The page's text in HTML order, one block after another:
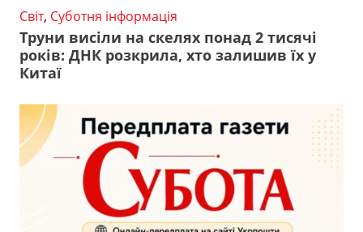
Світ, Суботня інформація
Труни висіли на скелях понад 2 тисячі
років: ДНК розкрила, хто залишив їх у
Китаї